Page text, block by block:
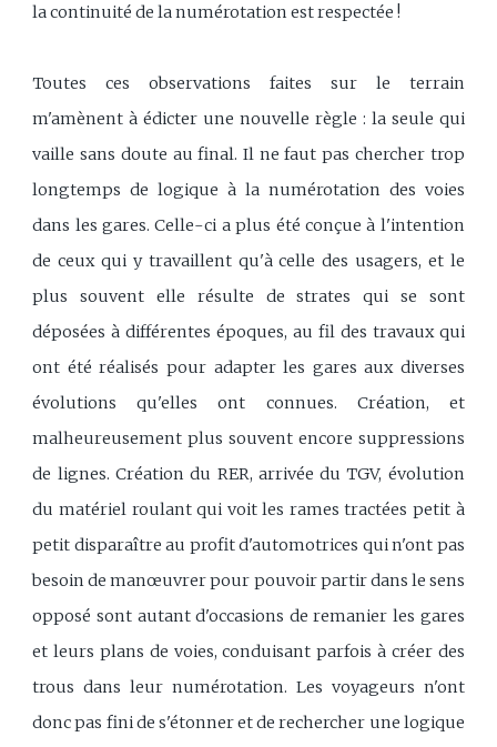
la continuité de la numérotation est respectée !
Toutes ces observations faites sur le terrain
m'amènent à édicter une nouvelle règle : la seule qui
vaille sans doute au final. Il ne faut pas chercher trop
longtemps de logique à la numérotation des voies
dans les gares. Celle-ci a plus été conçue à l'intention
de ceux qui y travaillent qu'à celle des usagers, et le
plus souvent elle résulte de strates qui se sont
déposées à différentes époques, au fil des travaux qui
ont été réalisés pour adapter les gares aux diverses
évolutions qu'elles ont connues. Création, et
malheureusement plus souvent encore suppressions
de lignes. Création du RER, arrivée du TGV, évolution
du matériel roulant qui voit les rames tractées petit à
petit disparaître au profit d'automotrices qui n'ont pas
besoin de manœuvrer pour pouvoir partir dans le sens
opposé sont autant d'occasions de remanier les gares
et leurs plans de voies, conduisant parfois à créer des
trous dans leur numérotation. Les voyageurs n'ont
donc pas fini de s'étonner et de rechercher une logique